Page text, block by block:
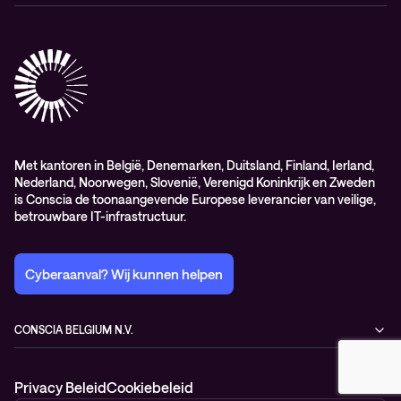
Met kantoren in België, Denemarken, Duitsland, Finland, Ierland,
Nederland, Noorwegen, Slovenië, Verenigd Koninkrijk en Zweden
is Conscia de toonaangevende Europese leverancier van veilige,
betrouwbare IT-infrastructuur.
Cyberaanval? Wij kunnen helpen
CONSCIA BELGIUM N.V.
Belgium
Privacy BeleidCookiebeleid